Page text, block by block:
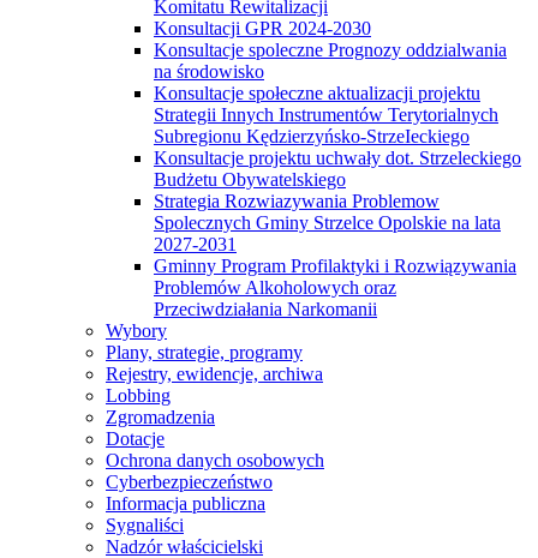
Komitatu Rewitalizacji
Konsultacji GPR 2024-2030
Konsultacje spoleczne Prognozy oddzialwania
na środowisko
Konsultacje społeczne aktualizacji projektu
Strategii Innych Instrumentów Terytorialnych
Subregionu Kędzierzyńsko-StrzeIeckiego
Konsultacje projektu uchwały dot. Strzeleckiego
Budżetu Obywatelskiego
Strategia Rozwiazywania Problemow
Spolecznych Gminy Strzelce Opolskie na lata
2027-2031
Gminny Program Profilaktyki i Rozwiązywania
Problemów Alkoholowych oraz
Przeciwdziałania Narkomanii
Wybory
Plany, strategie, programy
Rejestry, ewidencje, archiwa
Lobbing
Zgromadzenia
Dotacje
Ochrona danych osobowych
Cyberbezpieczeństwo
Informacja publiczna
Sygnaliści
Nadzór właścicielski